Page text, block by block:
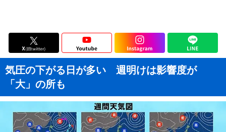
気圧の下がる日が多い 週明けは影響度が
「大」の所も